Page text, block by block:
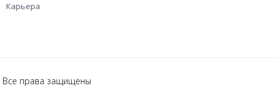
Карьера
Все права защищены